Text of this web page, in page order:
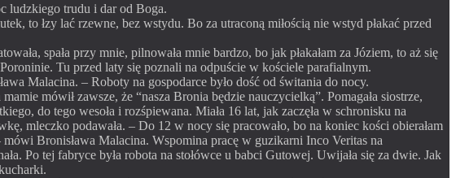
ludzkiego trudu i dar od Boga.
to łzy lać rzewne, bez wstydu. Bo za utraconą miłością nie wstyd płakać przed
spała przy mnie, pilnowała mnie bardzo, bo jak płakałam za Józiem, to aż się
Tu przed laty się poznali na odpuście w kościele parafialnym.
Malacina. – Roboty na gospodarce było dość od świtania do nocy.
mówił zawsze, że “nasza Bronia będzie nauczycielką”. Pomagała siostrze,
do tego wesoła i rozśpiewana. Miała 16 lat, jak zaczęła w schronisku na
mleczko podawała. – Do 12 w nocy się pracowało, bo na koniec kości obierałam
Bronisława Malacina. Wspomina pracę w guzikarni Inco Veritas na
Po tej fabryce była robota na stołówce u babci Gutowej. Uwijała się za dwie. Jak